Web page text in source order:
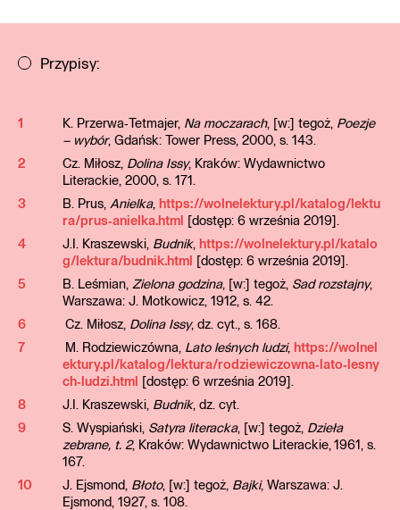
Przypisy:
1 K. Przerwa‐Tetmajer, Na moczarach, [w:] tegoż, Poezje
– wybór, Gdańsk: Tower Press, 2000, s. 143.
2
Cz. Miłosz, Dolina Issy, Kraków: Wydawnictwo
Literackie, 2000, s. 171.
3
B. Prus, Anielka, https://wolnelektury.pl/katalog/lektu
ra/prus‐anielka.html [dostęp: 6 września 2019].
4
J.I. Kraszewski, Budnik, https://wolnelektury.pl/katalo
g/lektura/budnik.html [dostęp: 6 września 2019].
5
B. Leśmian, Zielona godzina, [w:] tegoż, Sad rozstajny,
Warszawa: J. Motkowicz, 1912, s. 42.
6
Cz. Miłosz, Dolina Issy, dz. cyt., s. 168.
7
M. Rodziewiczówna, Lato leśnych ludzi, https://wolnel
ektury.pl/katalog/lektura/rodziewiczowna‐lato‐lesny
ch‐ludzi.html [dostęp: 6 września 2019].
8
J.I. Kraszewski, Budnik, dz. cyt.
9
S. Wyspiański, Satyra literacka, [w:] tegoż, Dzieła
zebrane, t. 2, Kraków: Wydawnictwo Literackie, 1961, s.
167.
10
J. Ejsmond, Błoto, [w:] tegoż, Bajki, Warszawa: J.
Ejsmond, 1927, s. 108.